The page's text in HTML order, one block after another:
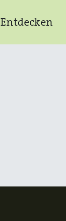
Entdecken